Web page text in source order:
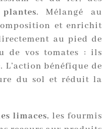
. Mélangé au
et enrichit
au pied de
de vos tomates : ils
bénéfique de
du sol et réduit la
limaces, les fourmis